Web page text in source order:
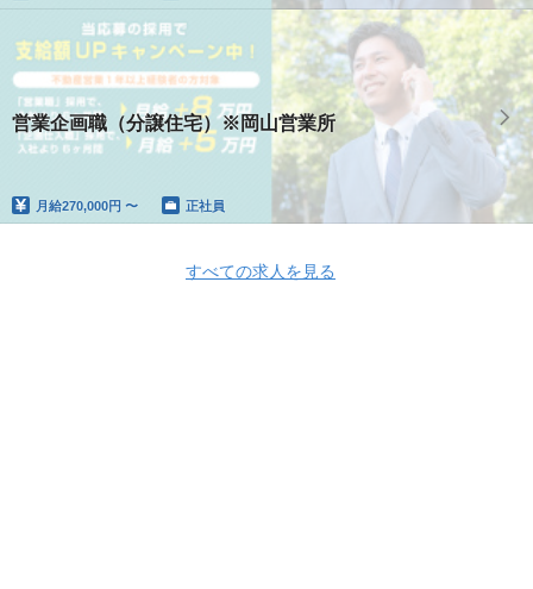
営業企画職（分譲住宅）※岡山営業所
月給270,000円 〜 正社員
すべての求人を見る